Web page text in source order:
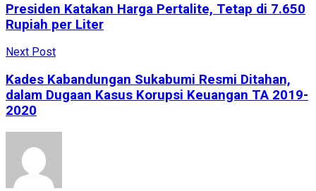
Presiden Katakan Harga Pertalite, Tetap di 7.650
Rupiah per Liter
Next Post
Kades Kabandungan Sukabumi Resmi Ditahan,
dalam Dugaan Kasus Korupsi Keuangan TA 2019-
2020